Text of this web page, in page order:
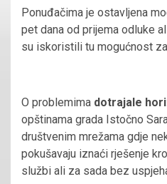
Ponuđačima je ostavljena
pet dana od prijema odluke
su iskoristili tu mogućnost
O problemima dotrajale
opštinama grada Istočno
društvenim mrežama gdje
pokušavaju iznaći rješenje
službi ali za sada bez